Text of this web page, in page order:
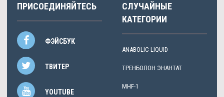
ПРИСОЕДИНЯЙТЕСЬ
ФЭЙСБУК
ТВИТЕР
YOUTUBE
СЛУЧАЙНЫЕ
КАТЕГОРИИ
ANABOLIC LIQUID
ТРЕНБОЛОН ЭНАНТАТ
MHF-1